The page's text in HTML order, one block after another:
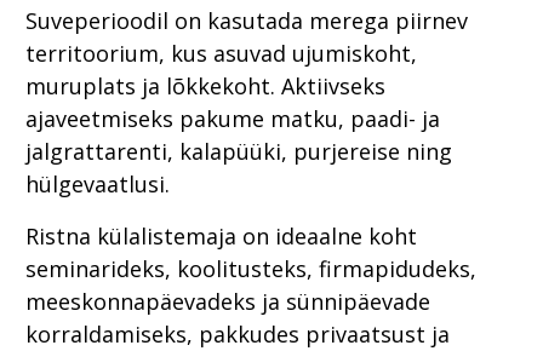
Suveperioodil on kasutada merega piirnev
territoorium, kus asuvad ujumiskoht,
muruplats ja lõkkekoht. Aktiivseks
ajaveetmiseks pakume matku, paadi- ja
jalgrattarenti, kalapüüki, purjereise ning
hülgevaatlusi.
Ristna külalistemaja on ideaalne koht
seminarideks, koolitusteks, firmapidudeks,
meeskonnapäevadeks ja sünnipäevade
korraldamiseks, pakkudes privaatsust ja